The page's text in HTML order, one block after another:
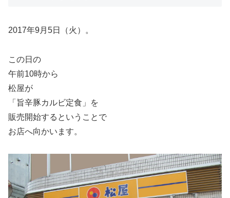
2017年9月5日（火）。
この日の
午前10時から
松屋が
「旨辛豚カルビ定食」を
販売開始するということで
お店へ向かいます。